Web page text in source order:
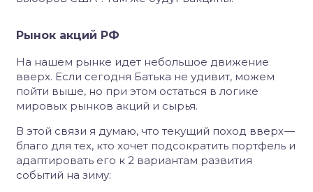
Рынок акций РФ
На нашем рынке идет небольшое движение
вверх. Если сегодня Батька не удивит, можем
пойти выше, но при этом остаться в логике
мировых рынков акций и сырья.
В этой связи я думаю, что текущий поход вверх —
благо для тех, кто хочет подсократить портфель и
адаптировать его к 2 вариантам развития
событий на зиму: